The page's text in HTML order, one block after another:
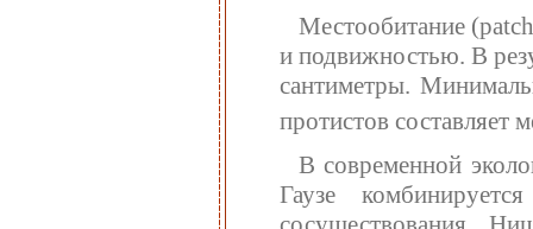
Местообитание
и подвижностью. В
сантиметры.
протистов составляет
В современной
Гаузе